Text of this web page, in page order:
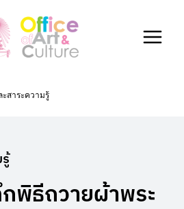
สาระความรู้
รู้
พิธีถวายผ้าพระ